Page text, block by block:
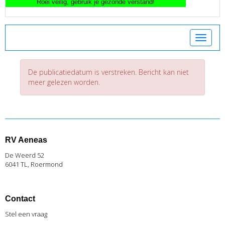
Toggle
De publicatiedatum is verstreken. Bericht kan niet
meer gelezen worden.
RV Aeneas
De Weerd 52
6041 TL, Roermond
Contact
Stel een vraag